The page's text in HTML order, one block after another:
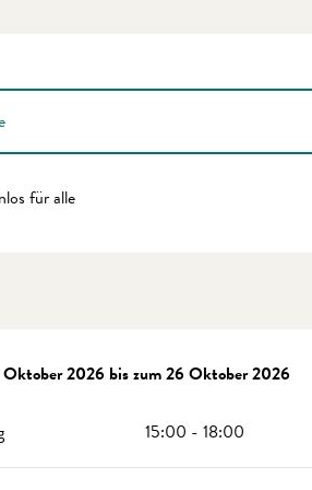
2027für alle
Oktober 2026 bis zum26 Oktober 2026
Oktober 2026 bis zum26 Oktober 2026
15:00 - 18:00